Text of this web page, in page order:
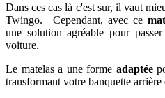
Dans ces cas là c'est sur, il vaut
Twingo. Cependant, avec ce
une solution agréable pour
voiture.
Le matelas a une forme adaptée
transformant votre banquette arrière